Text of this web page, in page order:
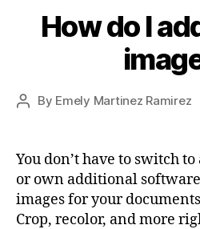
How do I
By Emely Martinez Ramirez
You don’t have to switch
or own additional
images for your
Crop, recolor, and more